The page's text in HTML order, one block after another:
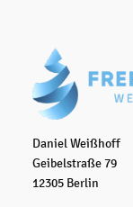
Daniel Weißhoff
Geibelstraße 79
12305 Berlin